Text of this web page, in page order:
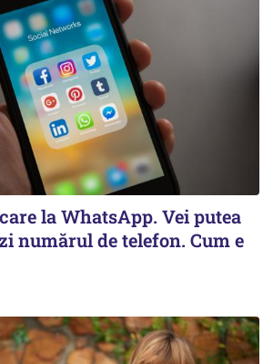
la WhatsApp. Vei putea
numărul de telefon. Cum e